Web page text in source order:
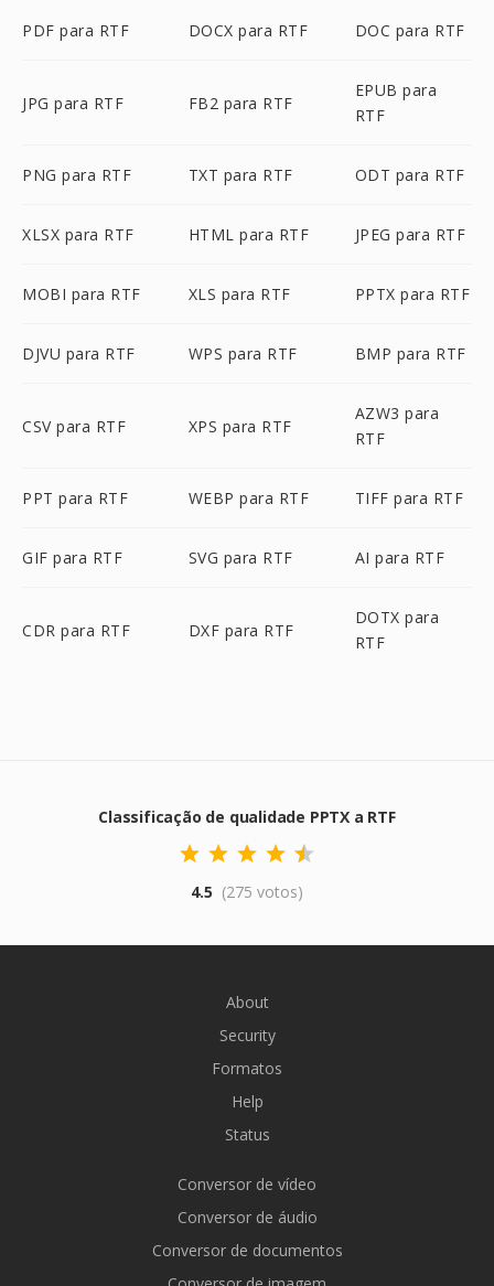
PDF para RTF DOCX para RTF DOC para RTF
JPG para RTF FB2 para RTF
EPUB para
RTF
PNG para RTF TXT para RTF ODT para RTF
XLSX para RTF HTML para RTF JPEG para RTF
MOBI para RTF XLS para RTF PPTX para RTF
DJVU para RTF WPS para RTF BMP para RTF
CSV para RTF XPS para RTF
AZW3 para
RTF
PPT para RTF WEBP para RTF TIFF para RTF
GIF para RTF SVG para RTF AI para RTF
CDR para RTF DXF para RTF
DOTX para
RTF
Classificação de qualidade PPTX a RTF
4.5 (275 votos)
About
Security
Formatos
Help
Status
Conversor de vídeo
Conversor de áudio
Conversor de documentos